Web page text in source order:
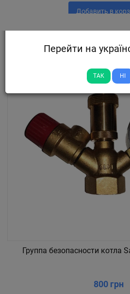
Добавить в
Группа безопасности котла
800 грн
Перейти на
ТАК НІ